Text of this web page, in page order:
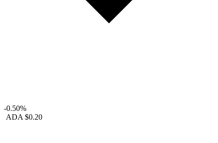
-0.50%
ADA $0.20